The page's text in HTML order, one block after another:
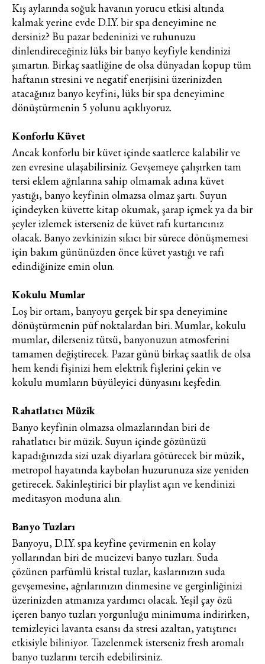
Kış aylarında soğuk havanın yorucu etkisi altında
kalmak yerine evde D.I.Y. bir spa deneyimine ne
dersiniz? Bu pazar bedeninizi ve ruhunuzu
dinlendireceğiniz lüks bir banyo keyfiyle kendinizi
şımartın. Birkaç saatliğine de olsa dünyadan kopup tüm
haftanın stresini ve negatif enerjisini üzerinizden
atacağınız banyo keyfini, lüks bir spa deneyimine
dönüştürmenin 5 yolunu açıklıyoruz.
Konforlu Küvet
Ancak konforlu bir küvet içinde saatlerce kalabilir ve
zen evresine ulaşabilirsiniz. Gevşemeye çalışırken tam
tersi eklem ağrılarına sahip olmamak adına küvet
yastığı, banyo keyfinin olmazsa olmaz şartı. Suyun
içindeyken küvette kitap okumak, şarap içmek ya da bir
şeyler izlemek isterseniz de küvet rafı kurtarıcınız
olacak. Banyo zevkinizin sıkıcı bir sürece dönüşmemesi
için bakım gününüzden önce küvet yastığı ve rafı
edindiğinize emin olun.
Kokulu Mumlar
Loş bir ortam, banyoyu gerçek bir spa deneyimine
dönüştürmenin püf noktalardan biri. Mumlar, kokulu
mumlar, dilerseniz tütsü, banyonuzun atmosferini
tamamen değiştirecek. Pazar günü birkaç saatlik de olsa
hem kendi fişinizi hem elektrik fişlerini çekin ve
kokulu mumların büyüleyici dünyasını keşfedin.
Rahatlatıcı Müzik
Banyo keyfinin olmazsa olmazlarından biri de
rahatlatıcı bir müzik. Suyun içinde gözünüzü
kapadığınızda sizi uzak diyarlara götürecek bir müzik,
metropol hayatında kaybolan huzurunuza size yeniden
getirecek. Sakinleştirici bir playlist açın ve kendinizi
meditasyon moduna alın.
Banyo Tuzları
Banyoyu, D.I.Y. spa keyfine çevirmenin en kolay
yollarından biri de mucizevi banyo tuzları. Suda
çözünen parfümlü kristal tuzlar, kaslarınızın suda
gevşemesine, ağrılarınızın dinmesine ve gerginliğinizi
üzerinizden atmanıza yardımcı olacak. Yeşil çay özü
içeren banyo tuzları yorgunluğu minimuma indirirken,
temizleyici lavanta esansı da stresi azaltan, yatıştırıcı
etkisiyle biliniyor. Tazelenmek isterseniz fresh aromalı
banyo tuzlarını tercih edebilirsiniz.